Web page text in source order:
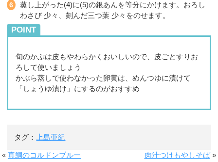
蒸し上がった(4)に(5)の銀あんを等分にかけます。おろし
わさび 少々、刻んだ三つ葉 少々をのせます。
POINT
旬のかぶは皮もやわらかくおいしいので、皮ごとすりお
ろして使いましょう
かぶら蒸しで使わなかった卵黄は、めんつゆに漬けて
「しょうゆ漬け」にするのがおすすめ
タグ： 上島亜紀
«真鯛のコルドンブルー 肉汁つけもやしそば»